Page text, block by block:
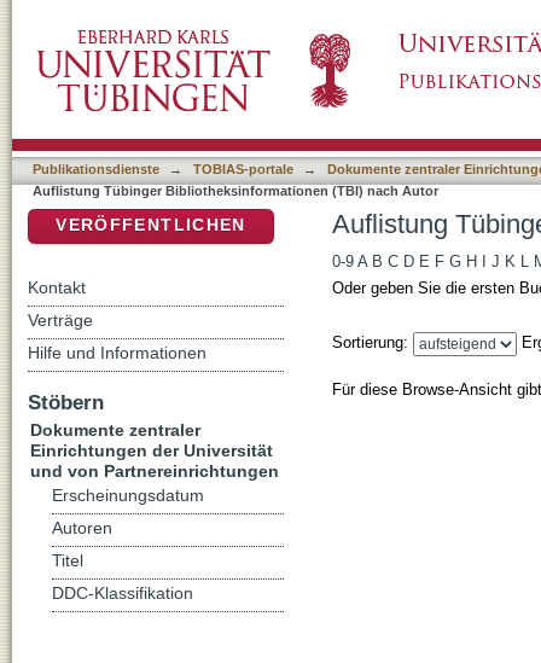
Publikationsdienste → TOBIAS-portale →
Dokumente zentraler
Auflistung Tübinger Bibliotheksinformationen (TBI) nach Autor
Auflistung
0-9 A B C D E F G H J K L
Oder geben Sie die ersten
Sortierung:
Für diese Browse-Ansicht
VERÖFFENTLICHEN
Kontakt
Verträge
Hilfe und Informationen
Stöbern
Dokumente zentraler
Einrichtungen der Universität
und von Partnereinrichtungen
Erscheinungsdatum
Autoren
Titel
DDC-Klassifikation